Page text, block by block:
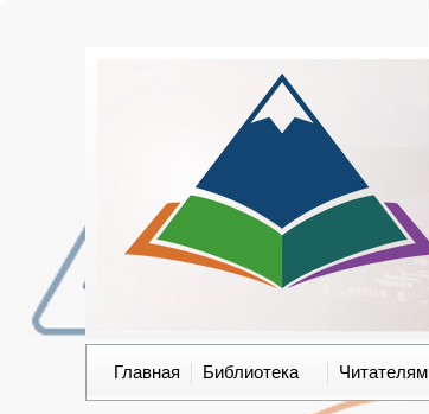
Главная Библиотека Читателям